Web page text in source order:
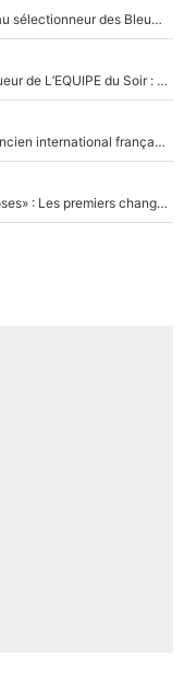
«Plus grand, je ferai chauffeur-livreur» : Nouveau sélectionneur des Bleus, Zinédine Zidane s’était imaginé un avenir très différent lorsqu'il était enfant
Johan Micoud en conflit avec un autre chroniqueur de L’EQUIPE du Soir : «Pendant un moment, je ne les ai pas remis ensemble dans l'émission»
Proche de rejoindre Bruno Genesio à l'OM, un ancien international français va finalement débarquer... sur RMC !
«Il y a probablement besoin de changer des choses» : Les premiers changements de Zinedine Zidane en équipe de France sont révélés ?